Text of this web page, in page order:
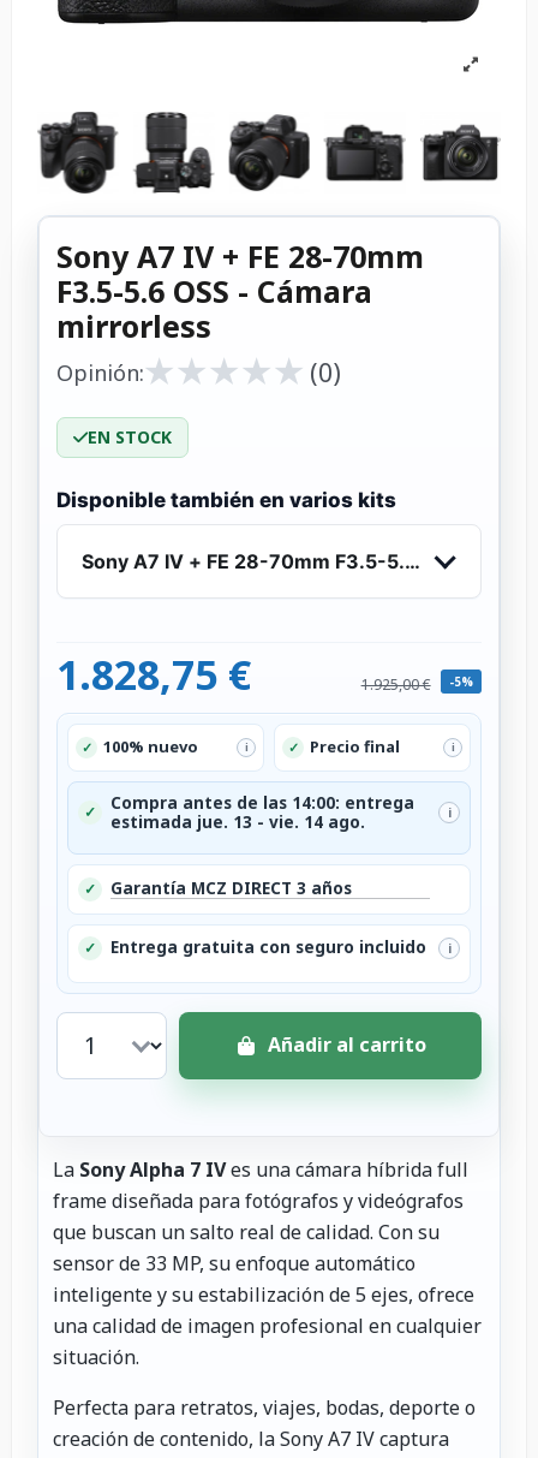
Sony A7 IV + FE 28-70mm
F3.5-5.6 OSS - Cámara
mirrorless
Opinión:★
★★
★★
★★
★★
★ (0)
EN STOCK
Disponible también en varios kits
Sony A7 IV + FE 28-70mm F3.5-5.6 OSS -
1.828,75 € 1.925,00 € -5%
✓ 100% nuevo i ✓ Precio final i
✓
Compra antes de las 14:00: entrega
estimada jue. 13 - vie. 14 ago.
i
✓ Garantía MCZ DIRECT 3 años
✓ Entrega gratuita con seguro incluido i
Añadir al carrito
La Sony Alpha 7 IVes una cámara híbrida full
frame diseñada para fotógrafos y videógrafos
que buscan un salto real de calidad. Con su
sensor de 33 MP, su enfoque automático
inteligente y su estabilización de 5 ejes, ofrece
una calidad de imagen profesional en cualquier
situación.
Perfecta para retratos, viajes, bodas, deporte o
creación de contenido, la Sony A7 IV captura